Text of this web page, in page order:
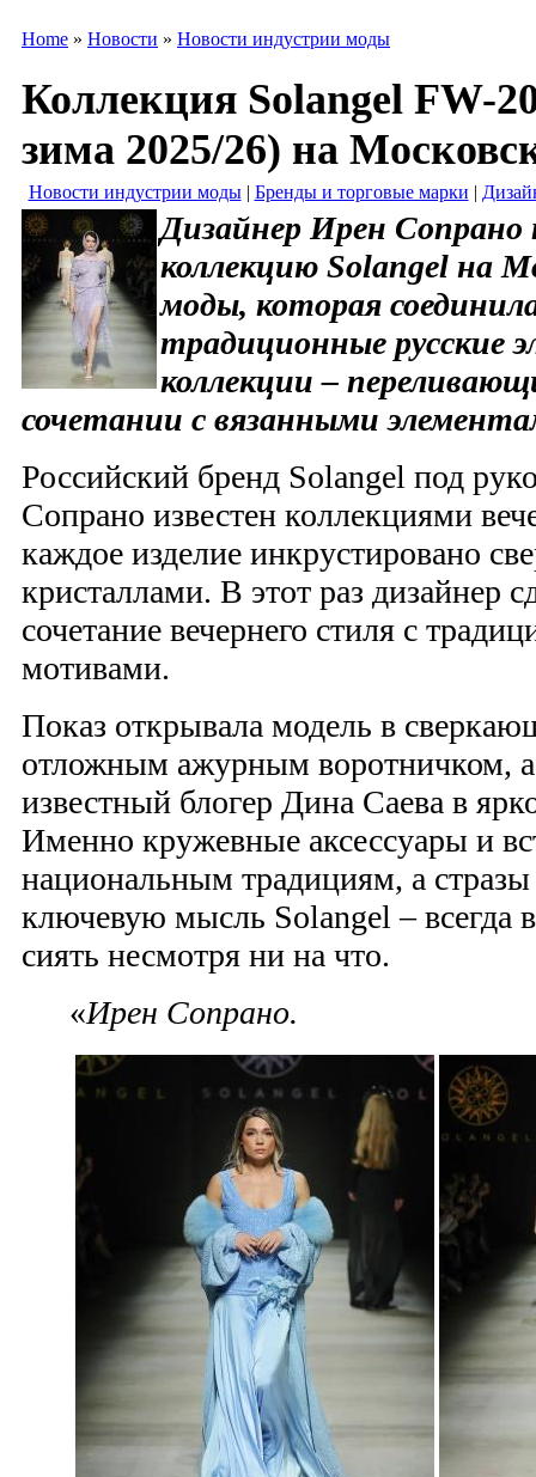
Home » Новости » Новости индустрии моды
Коллекция Solangel FW-
зима 2025/26) на
Новости индустрии моды| Бренды и торговые марки |
Дизайнер Ирен Сопрано
коллекцию Solangel на
моды, которая
традиционные русские
коллекции –
сочетании с вязанными
Российский бренд Solangel под
Сопрано известен коллекциями
каждое изделие инкрустировано
кристаллами. В этот раз дизайнер
сочетание вечернего стиля с
мотивами.
Показ открывала модель в
отложным ажурным воротничком, а
известный блогер Дина Саева в
Именно кружевные аксессуары и
национальным традициям, а
ключевую мысль Solangel – всегда
сиять несмотря ни на что.
«Ирен Сопрано.